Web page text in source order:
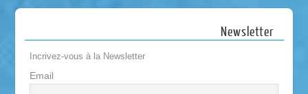
Newsletter
Incrivez-vous à la Newsletter
Email